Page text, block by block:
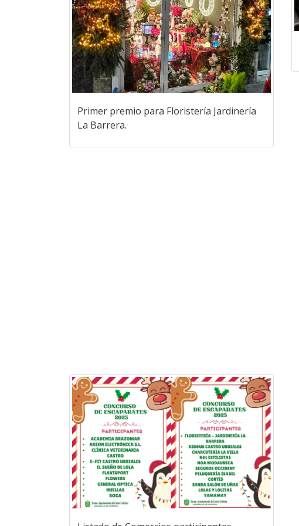
Primer premio para Floristería Jardinería
La Barrera.